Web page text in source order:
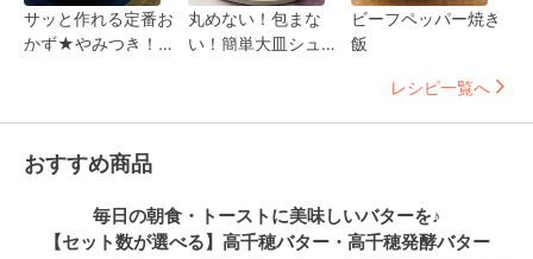
サッと作れる定番お
かず★やみつき！簡
丸めない！包まな
い！簡単大皿シュー
ビーフペッパー焼き
飯
レシピ一覧へ
おすすめ商品
毎日の朝食・トーストに美味しいバターを♪
【セット数が選べる】高千穂バター・高千穂発酵バター